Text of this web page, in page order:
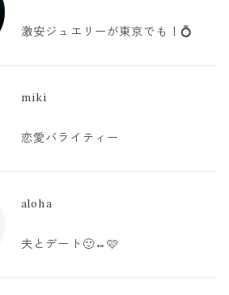
激安ジュエリーが東京でも！💍
miki
恋愛バライティー
aloha
夫とデート🙂‍↔️🩷